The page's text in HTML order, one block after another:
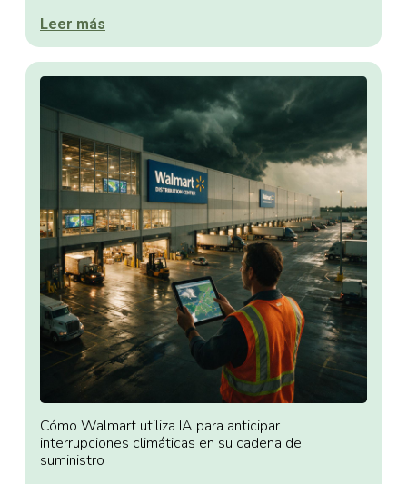
Leer más
Cómo Walmart utiliza IA para anticipar
interrupciones climáticas en su cadena de
suministro